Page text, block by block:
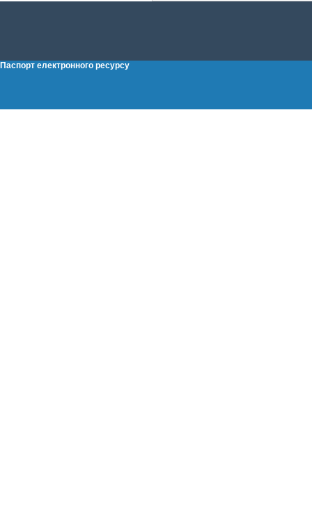
Паспорт електронного ресурсу